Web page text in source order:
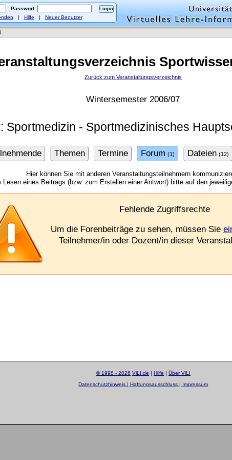
Passwort:
| Hilfe | Neuer Benutzer
Zurück zum Veranstaltungsverzeichnis
Wintersemester 2006/07
Sportmedizin - Sportmedizinisches
Themen Termine Forum (1) Dateien (12)
Hier können Sie mit anderen Veranstaltungsteilnehmern
Lesen eines Beitrags (bzw. zum Erstellen einer Antwort) bitte auf den
Fehlende Zugriffsrechte
Um die Forenbeiträge zu sehen, müssen Sie
Teilnehmer/in oder Dozent/in dieser
© 1998 - 2026 ViLI.de | Hilfe | Über ViLI
Datenschutzhinweis | Haftungsausschluss | Impressum